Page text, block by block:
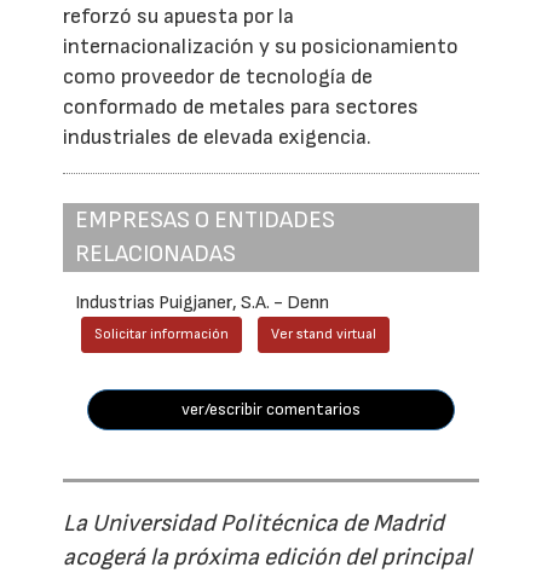
reforzó su apuesta por la
internacionalización y su posicionamiento
como proveedor de tecnología de
conformado de metales para sectores
industriales de elevada exigencia.
EMPRESAS O ENTIDADES
RELACIONADAS
Industrias Puigjaner, S.A. - Denn
Solicitar información Ver stand virtual
ver/escribir comentarios
La Universidad Politécnica de Madrid
acogerá la próxima edición del principal